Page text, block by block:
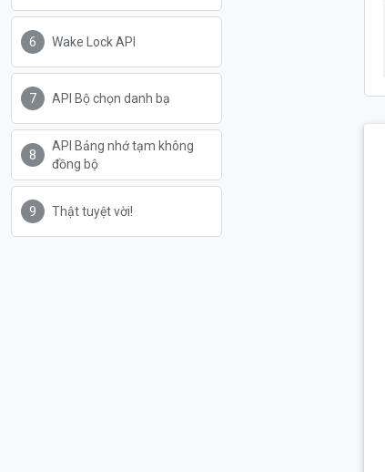
Wake Lock API
API Bộ chọn danh bạ
API Bảng nhớ tạm không
đồng bộ
Thật tuyệt vời!